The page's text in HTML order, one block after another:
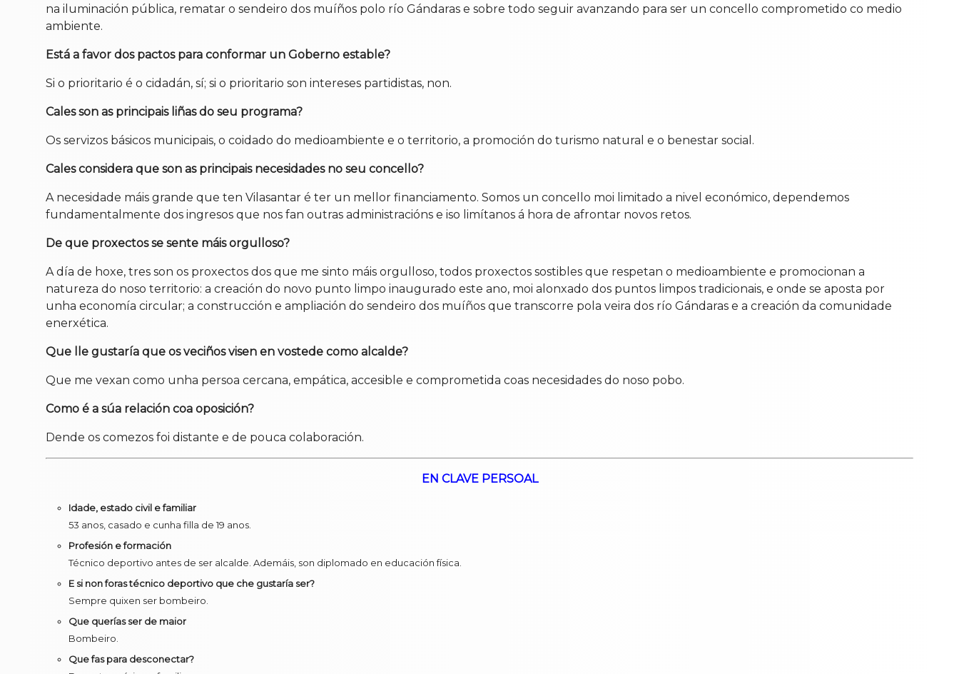
na iluminación pública, rematar o sendeiro dos muíños polo río Gándaras e sobre todo seguir avanzando para ser un concello comprometido co medio
ambiente.
Está a favor dos pactos para conformar un Goberno estable?
Si o prioritario é o cidadán, sí; si o prioritario son intereses partidistas, non.
Cales son as principais liñas do seu programa?
Os servizos básicos municipais, o coidado do medioambiente e o territorio, a promoción do turismo natural e o benestar social.
Cales considera que son as principais necesidades no seu concello?
A necesidade máis grande que ten Vilasantar é ter un mellor financiamento. Somos un concello moi limitado a nivel económico, dependemos
fundamentalmente dos ingresos que nos fan outras administracións e iso limítanos á hora de afrontar novos retos.
De que proxectos se sente máis orgulloso?
A día de hoxe, tres son os proxectos dos que me sinto máis orgulloso, todos proxectos sostibles que respetan o medioambiente e promocionan a
natureza do noso territorio: a creación do novo punto limpo inaugurado este ano, moi alonxado dos puntos limpos tradicionais, e onde se aposta por
unha economía circular; a construcción e ampliación do sendeiro dos muíños que transcorre pola veira dos río Gándaras e a creación da comunidade
enerxética.
Que lle gustaría que os veciños visen en vostede como alcalde?
Que me vexan como unha persoa cercana, empática, accesible e comprometida coas necesidades do noso pobo.
Como é a súa relación coa oposición?
Dende os comezos foi distante e de pouca colaboración.
EN CLAVE PERSOAL
Idade, estado civil e familiar
53 anos, casado e cunha filla de 19 anos.
Profesión e formación
Técnico deportivo antes de ser alcalde. Ademáis, son diplomado en educación física.
E si non foras técnico deportivo que che gustaría ser?
Sempre quixen ser bombeiro.
Que querías ser de maior
Bombeiro.
Que fas para desconectar?